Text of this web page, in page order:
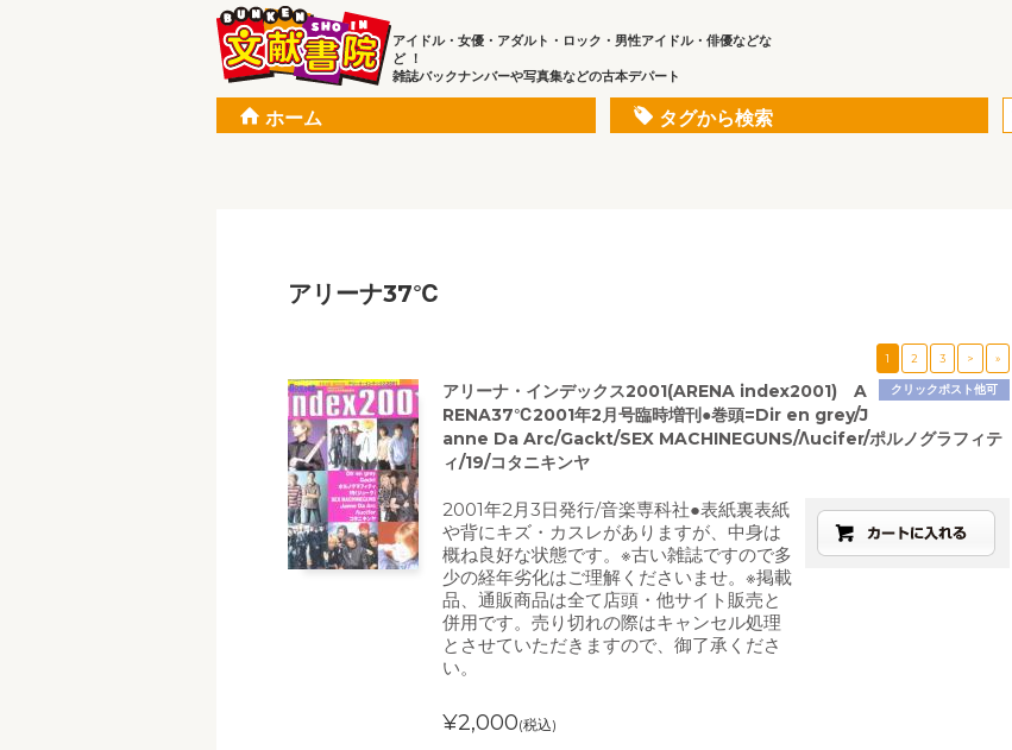
アイドル・女優・アダルト・ロック・男性アイドル・俳優などな
ど ！
雑誌バックナンバーや写真集などの古本デパート
ホーム タグから検索
アリーナ37℃
1 2 3 > »
クリックポスト他可
アリーナ・インデックス2001(ARENA index2001) A
RENA37℃2001年2月号臨時増刊●巻頭=Dir en grey/J
anne Da Arc/Gackt/SEX MACHINEGUNS/Λucifer/ポルノグラフィテ
ィ/19/コタニキンヤ
2001年2月3日発行/音楽専科社●表紙裏表紙
や背にキズ・カスレがありますが、中身は
概ね良好な状態です。※古い雑誌ですので多
少の経年劣化はご理解くださいませ。※掲載
品、通販商品は全て店頭・他サイト販売と
併用です。売り切れの際はキャンセル処理
とさせていただきますので、御了承くださ
い。
¥2,000(税込)